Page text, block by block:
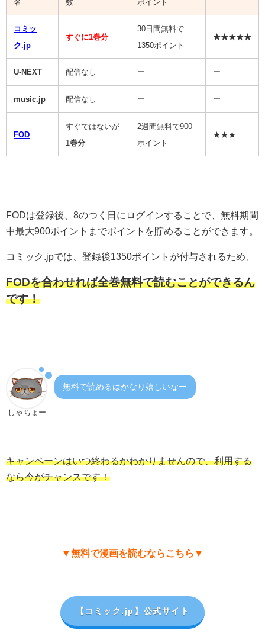
名 数 ポイント
コミッ
ク.jp
すぐに1巻分
30日間無料で
1350ポイント
★★★★★
U-NEXT 配信なし ー ー
music.jp 配信なし ー ー
FOD
すぐではないが
1 巻分
2週間無料で900
ポイント
★★★
FODは登録後、8のつく日にログインすることで、無料期間
中最大900ポイントまでポイントを貯めることができます。
コミック.jpでは、登録後1350ポイントが付与されるため、
FODを合わせれば全巻無料で読むことができるん
です！
しゃちょー
無料で読めるはかなり嬉しいなー
キャンペーンはいつ終わるかわかりませんので、利用する
なら今がチャンスです！
▼無料で漫画を読むならこちら▼
【コミック.jp 】公式サイト